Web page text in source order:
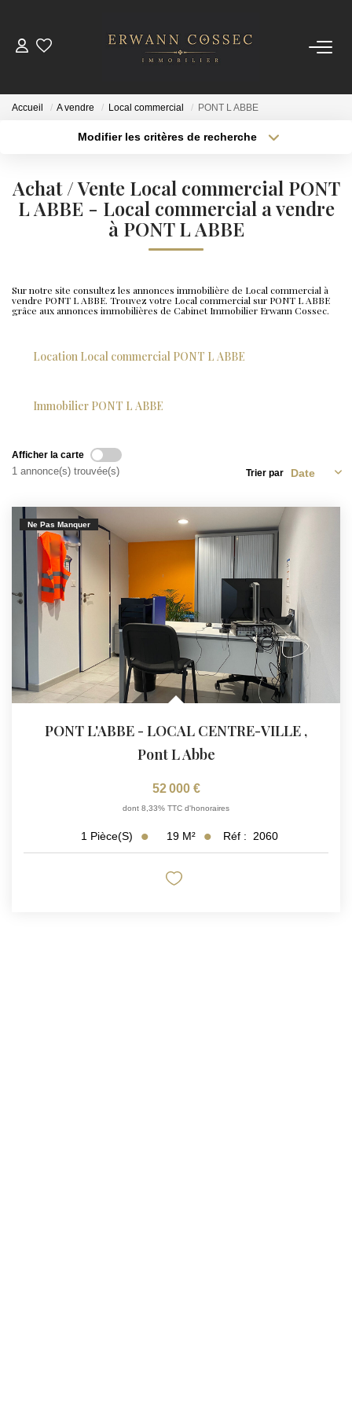
NOTRE AGENCE
Nos Actualités
Accueil A vendre Local commercial PONT L ABBE
Modifier les critères de recherche
Sélectionnez...
Type de bien
Plus de critères
Achat / Vente Local commercial PONT
L ABBE - Local commercial a vendre
à PONT L ABBE
Sur notre site consultez les annonces immobilière de Local commercial à
vendre PONT L ABBE. Trouvez votre Local commercial sur PONT L ABBE
grâce aux annonces immobilières de Cabinet Immobilier Erwann Cossec.
Location Local commercial PONT L ABBE
Immobilier PONT L ABBE
Afficher la carte
1 annonce(s) trouvée(s) Trier par
Ne Pas Manquer
PONT L'ABBE - LOCAL CENTRE-VILLE ,
Pont L Abbe
52 000 €
dont 8,33% TTC d'honoraires
1 Pièce(s) 19 M² Réf : 2060